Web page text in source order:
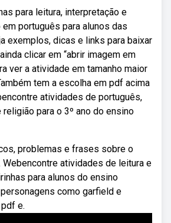
para leitura, interpretação e
português para alunos das
exemplos, dicas e links para baixar
clicar em “abrir imagem em
ver a atividade em tamanho maior
tem a escolha em pdf acima
atividades de português,
religião para o 3º ano do ensino
problemas e frases sobre o
atividades de leitura e
para alunos do ensino
como garfield e
e.